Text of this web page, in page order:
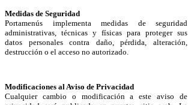
Medidas de Seguridad
Portamenús implementa medidas de seguridad
administrativas, técnicas y físicas para proteger sus
datos personales contra daño, pérdida, alteración,
destrucción o el acceso no autorizado.
Modificaciones al Aviso de Privacidad
Cualquier cambio o modificación a este aviso de